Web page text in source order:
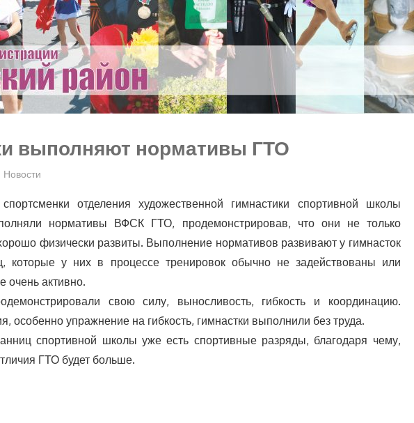
выполняют нормативы ГТО
Новости
отделения художественной гимнастики спортивной школы
нормативы ВФСК ГТО, продемонстрировав, что они не только
физически развиты. Выполнение нормативов развивают у гимнасток
которые у них в процессе тренировок обычно не задействованы или
очень активно.
свою силу, выносливость, гибкость и координацию.
особенно упражнение на гибкость, гимнастки выполнили без труда.
спортивной школы уже есть спортивные разряды, благодаря чему,
ГТО будет больше.